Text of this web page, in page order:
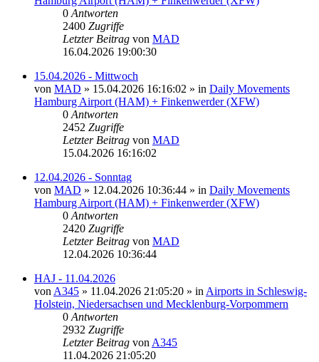
0 Antworten
2400 Zugriffe
Letzter Beitrag von MAD
16.04.2026 19:00:30
15.04.2026 - Mittwoch
von MAD » 15.04.2026 16:16:02 » in Daily Movements
Hamburg Airport (HAM) + Finkenwerder (XFW)
0 Antworten
2452 Zugriffe
Letzter Beitrag von MAD
15.04.2026 16:16:02
12.04.2026 - Sonntag
von MAD » 12.04.2026 10:36:44 » in Daily Movements
Hamburg Airport (HAM) + Finkenwerder (XFW)
0 Antworten
2420 Zugriffe
Letzter Beitrag von MAD
12.04.2026 10:36:44
HAJ - 11.04.2026
von A345 » 11.04.2026 21:05:20 » in Airports in Schleswig-
Holstein, Niedersachsen und Mecklenburg-Vorpommern
0 Antworten
2932 Zugriffe
Letzter Beitrag von A345
11.04.2026 21:05:20